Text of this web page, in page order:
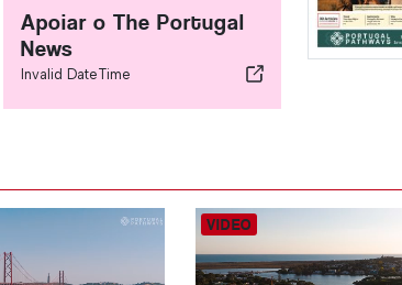
Apoiar o The Portugal
News
Invalid DateTime